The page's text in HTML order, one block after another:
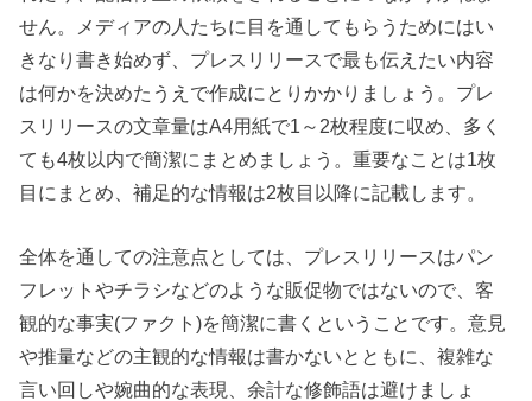
せん。メディアの人たちに目を通してもらうためにはい
きなり書き始めず、プレスリリースで最も伝えたい内容
は何かを決めたうえで作成にとりかかりましょう。プレ
スリリースの文章量はA4用紙で1～2枚程度に収め、多く
ても4枚以内で簡潔にまとめましょう。重要なことは1枚
目にまとめ、補足的な情報は2枚目以降に記載します。
全体を通しての注意点としては、プレスリリースはパン
フレットやチラシなどのような販促物ではないので、客
観的な事実(ファクト)を簡潔に書くということです。意見
や推量などの主観的な情報は書かないとともに、複雑な
言い回しや婉曲的な表現、余計な修飾語は避けましょ